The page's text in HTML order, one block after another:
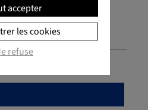
avis de nos
accepter
les cookies
refuse